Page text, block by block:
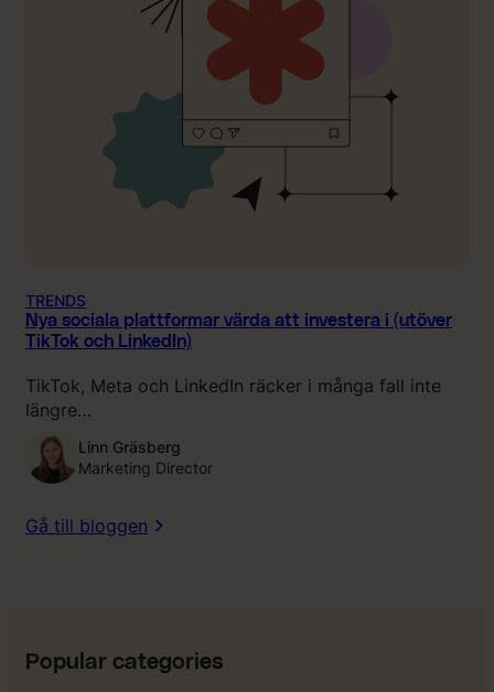
TRENDS
Nya sociala plattformar värda att investera i (utöver
TikTok och LinkedIn)
TikTok, Meta och LinkedIn räcker i många fall inte
längre…
Linn Gräsberg
Marketing Director
Gå till bloggen
Popular categories